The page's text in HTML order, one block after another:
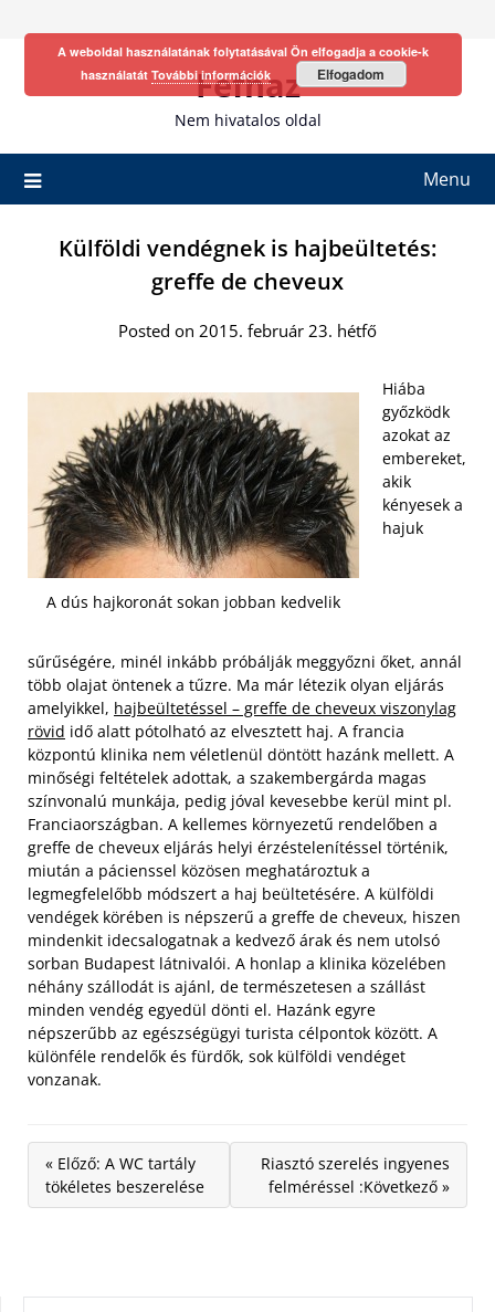
Fefhaz
Nem hivatalos oldal
Menu
Külföldi vendégnek is hajbeültetés:
greffe de cheveux
Posted on 2015. február 23. hétfő
A dús hajkoronát sokan jobban kedvelik
Hiába
győzködk
azokat az
embereket,
akik
kényesek a
hajuk
sűrűségére, minél inkább próbálják meggyőzni őket, annál
több olajat öntenek a tűzre. Ma már létezik olyan eljárás
amelyikkel, hajbeültetéssel – greffe de cheveux viszonylag
rövid idő alatt pótolható az elvesztett haj. A francia
központú klinika nem véletlenül döntött hazánk mellett. A
minőségi feltételek adottak, a szakembergárda magas
színvonalú munkája, pedig jóval kevesebbe kerül mint pl.
Franciaországban. A kellemes környezetű rendelőben a
greffe de cheveux eljárás helyi érzéstelenítéssel történik,
miután a pácienssel közösen meghatároztuk a
legmegfelelőbb módszert a haj beültetésére. A külföldi
vendégek körében is népszerű a greffe de cheveux, hiszen
mindenkit idecsalogatnak a kedvező árak és nem utolsó
sorban Budapest látnivalói. A honlap a klinika közelében
néhány szállodát is ajánl, de természetesen a szállást
minden vendég egyedül dönti el. Hazánk egyre
népszerűbb az egészségügyi turista célpontok között. A
különféle rendelők és fürdők, sok külföldi vendéget
vonzanak.
« Előző: A WC tartály
tökéletes beszerelése
Riasztó szerelés ingyenes
felméréssel :Következő »
A weboldal használatának folytatásával Ön elfogadja a cookie-k
használatát További információk Elfogadom